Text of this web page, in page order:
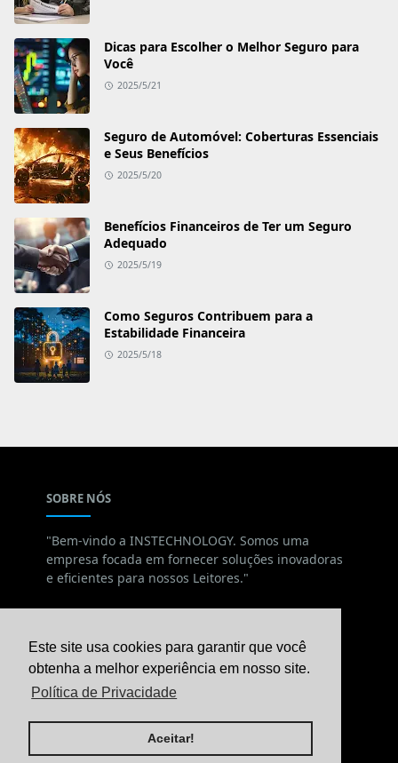
Este site usa cookies para garantir que você
obtenha a melhor experiência em nosso site.
Política de Privacidade
Aceitar!
Dicas para Escolher o Melhor Seguro para
Você
2025/5/21
Seguro de Automóvel: Coberturas Essenciais
e Seus Benefícios
2025/5/20
Benefícios Financeiros de Ter um Seguro
Adequado
2025/5/19
Como Seguros Contribuem para a
Estabilidade Financeira
2025/5/18
SOBRE NÓS
"Bem-vindo a INSTECHNOLOGY. Somos uma
empresa focada em fornecer soluções inovadoras
e eficientes para nossos Leitores."
Política de Privacidade
Termos & Condições
Sobre Nós